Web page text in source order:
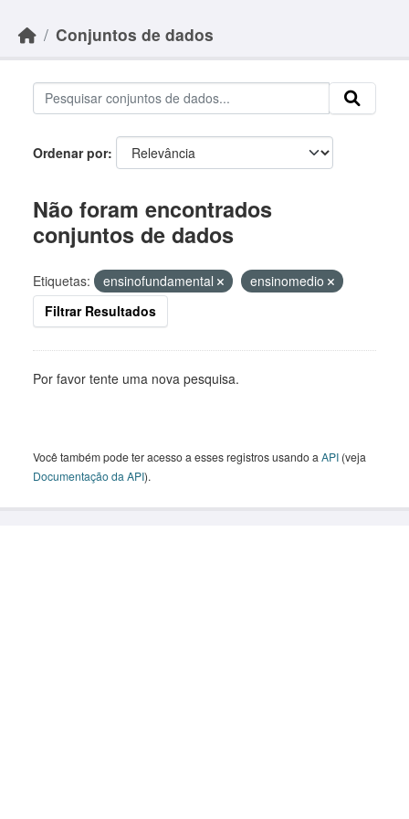
Conjuntos de dados
Ordenar por
Não foram encontrados
conjuntos de dados
Etiquetas: ensinofundamental
ensinomedio
Filtrar Resultados
Por favor tente uma nova pesquisa.
Você também pode ter acesso a esses registros usando a API (veja
Documentação da API).